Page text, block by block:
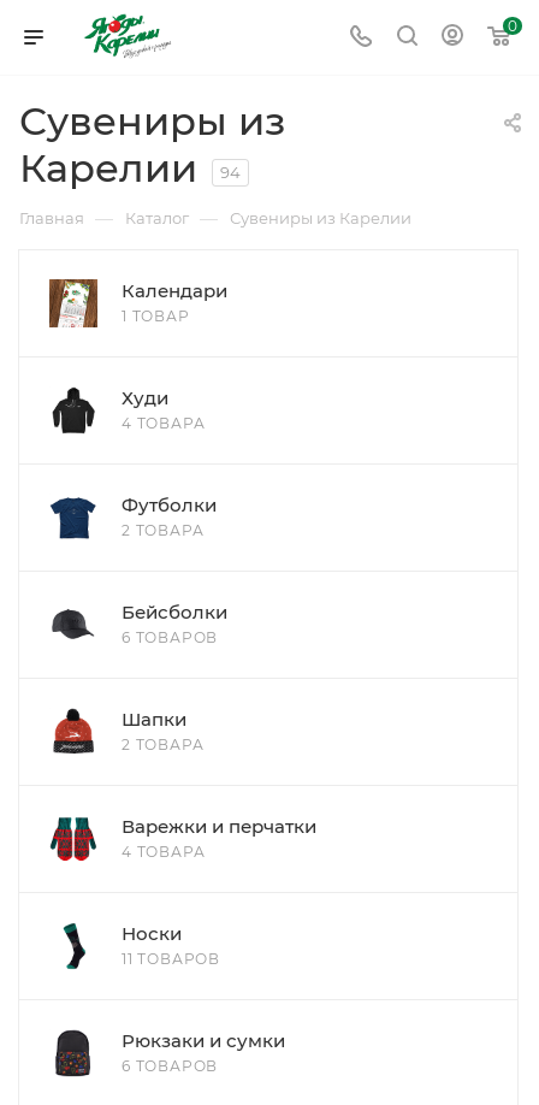
0
Сувениры из
Карелии
94
Главная — Каталог — Сувениры из Карелии
Календари
1 ТОВАР
Худи
4 ТОВАРА
Футболки
2 ТОВАРА
Бейсболки
6 ТОВАРОВ
Шапки
2 ТОВАРА
Варежки и перчатки
4 ТОВАРА
Носки
11 ТОВАРОВ
Рюкзаки и сумки
6 ТОВАРОВ